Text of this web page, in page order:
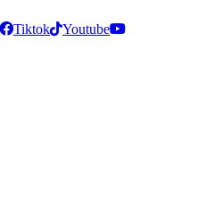
Tiktok Youtube